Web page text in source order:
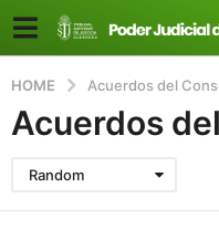
HOME Acuerdos del
Acuerdos
Random